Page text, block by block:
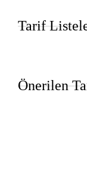
Tarif
Önerilen